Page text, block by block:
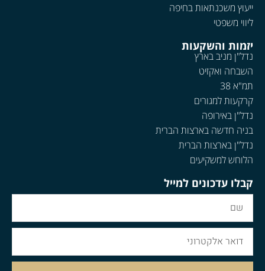
ייעוץ משכנתאות בחיפה
ליווי משפטי
יזמות והשקעות
נדל"ן מניב בארץ
השבחה ואקזיט
תמ"א 38
קרקעות למגורים
נדל"ן באירופה
בניה חדשה בארצות הברית
נדל"ן בארצות הברית
הלוחש למשקיעים
קבלו עדכונים למייל